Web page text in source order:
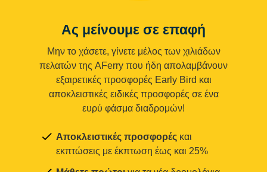
Ας μείνουμε σε επαφή
Μην το χάσετε, γίνετε μέλος των χιλιάδων
πελατών της AFerry που ήδη απολαμβάνουν
εξαιρετικές προσφορές Early Bird και
αποκλειστικές ειδικές προσφορές σε ένα
ευρύ φάσμα διαδρομών!
Αποκλειστικές προσφορές και
εκπτώσεις με έκπτωση έως και 25%